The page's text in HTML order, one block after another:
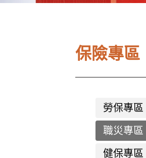
保險專區
勞保專區
職災專區
健保專區